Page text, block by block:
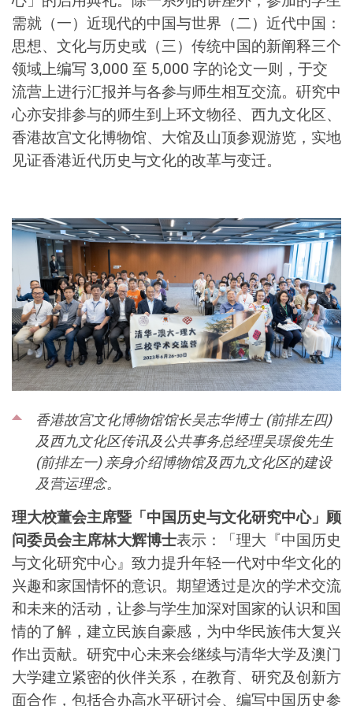
需就（一）近现代的中国与世界（二）近代中国：
思想、文化与历史或（三）传统中国的新阐释三个
领域上编写 3,000 至 5,000 字的论文一则，于交
流营上进行汇报并与各参与师生相互交流。硏究中
心亦安排参与的师生到上环文物径、西九文化区、
香港故宫文化博物馆、大馆及山顶参观游览，实地
见证香港近代历史与文化的改革与变迁。
香港故宫文化博物馆馆长吴志华博士 (前排左四)
及西九文化区传讯及公共事务总经理吴璟俊先生
(前排左一) 亲身介绍博物馆及西九文化区的建设
及营运理念。
理大校董会主席暨「中国历史与文化研究中心」顾
问委员会主席林大辉博士表示：「理大『中国历史
与文化研究中心』致力提升年轻一代对中华文化的
兴趣和家国情怀的意识。期望透过是次的学术交流
和未来的活动，让参与学生加深对国家的认识和国
情的了解，建立民族自豪感，为中华民族伟大复兴
作出贡献。研究中心未来会继续与清华大学及澳门
大学建立紧密的伙伴关系，在教育、研究及创新方
面合作，包括合办高水平研讨会、编写中国历史参